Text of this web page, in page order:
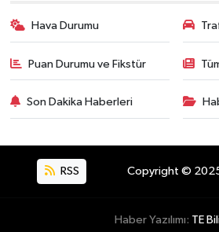
Hava Durumu
Puan Durumu ve Fikstür
Son Dakika Haberleri
RSS Copyright © 2025.
Haber Yazılımı: TE